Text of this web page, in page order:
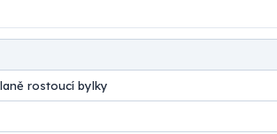
rostoucí bylky